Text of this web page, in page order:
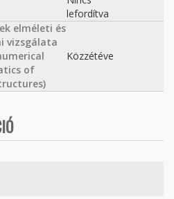
lefordítva
elméleti és
vizsgálata
of
Közzétéve